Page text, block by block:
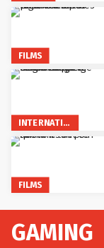
FILMS
INTERNATIONAL
FILMS
GAMING